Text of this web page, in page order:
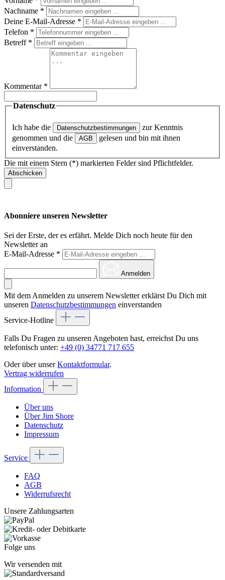
Nachname *
Deine E-Mail-Adresse *
Telefon *
Betreff *
Kommentar *
Datenschutz
Ich habe die Datenschutzbestimmungen
zur Kenntnis
genommen und die
AGB
gelesen und bin mit ihnen
einverstanden.
Die mit einem Stern (*) markierten Felder sind Pflichtfelder.
Abschicken
Abonniere unseren Newsletter
Sei der Erste, der es erfährt. Melde Dich noch heute für den
Newsletter an
E-Mail-Adresse *
Anmelden
Mit dem Anmelden zu unserem Newsletter erklärst Du Dich mit
unseren Datenschutzbestimmungen einverstanden
Service-Hotline
Falls Du Fragen zu unseren Angeboten hast, erreichst Du uns
telefonisch unter: +49 (0) 34771 717 655
Oder über unserKontaktformular.
Vertrag widerrufen
Information
Über uns
Über Jim Shore
Datenschutz
Impressum
Service
FAQ
AGB
Widerrufsrecht
Unsere Zahlungsarten
Folge uns
Wir versenden mit